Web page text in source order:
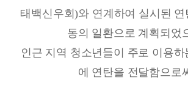
태백신우회)와 연계하여 실시된 연
동의 일환으로 계획되었
인근 지역 청소년들이 주로 이용
에 연탄을 전달함으로